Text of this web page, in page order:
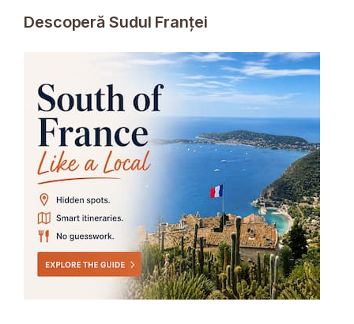
Descoperă Sudul Franței